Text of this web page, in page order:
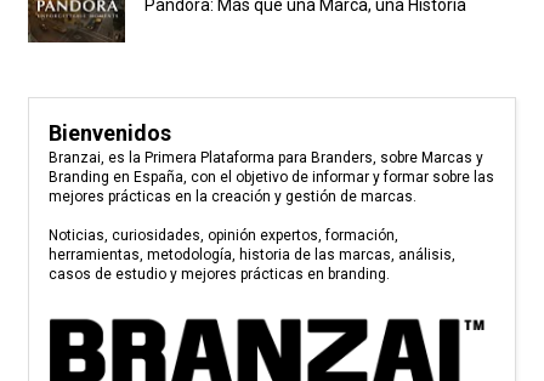
Pandora: Más que una Marca, una Historia
Bienvenidos
Branzai, es la Primera Plataforma para Branders, sobre Marcas y
Branding en España, con el objetivo de informar y formar sobre las
mejores prácticas en la creación y gestión de marcas.
Noticias, curiosidades, opinión expertos, formación,
herramientas, metodología, historia de las marcas, análisis,
casos de estudio y mejores prácticas en branding.